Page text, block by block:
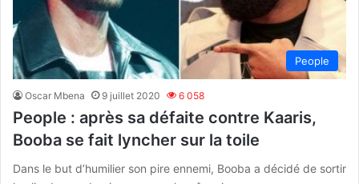
People
Oscar Mbena 9 juillet 2020 6 058
People : après sa défaite contre Kaaris,
Booba se fait lyncher sur la toile
Dans le but d’humilier son pire ennemi, Booba a décidé de sortir